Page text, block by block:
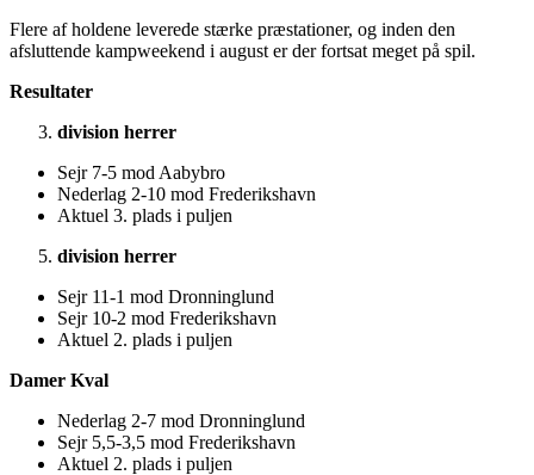
Flere af holdene leverede stærke præstationer, og inden den
afsluttende kampweekend i august er der fortsat meget på spil.
Resultater
division herrer
Sejr 7-5 mod Aabybro
Nederlag 2-10 mod Frederikshavn
Aktuel 3. plads i puljen
division herrer
Sejr 11-1 mod Dronninglund
Sejr 10-2 mod Frederikshavn
Aktuel 2. plads i puljen
Damer Kval
Nederlag 2-7 mod Dronninglund
Sejr 5,5-3,5 mod Frederikshavn
Aktuel 2. plads i puljen